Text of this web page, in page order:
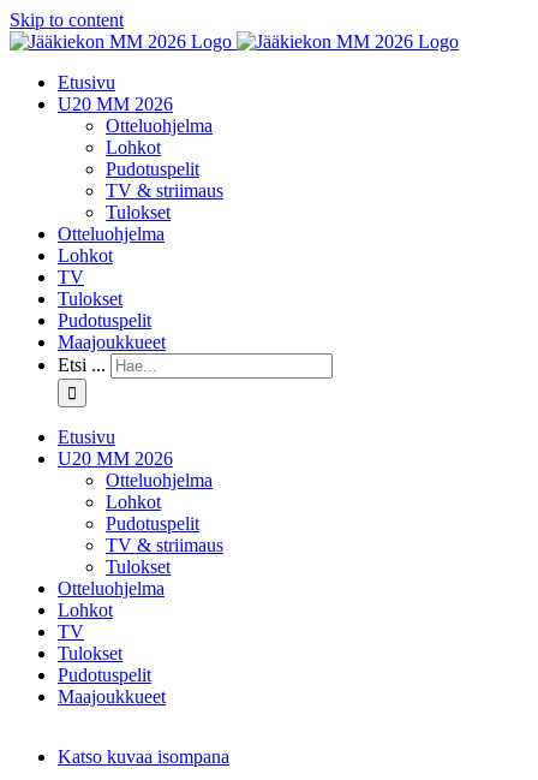
Skip to content
Etusivu
U20 MM 2026
Otteluohjelma
Lohkot
Pudotuspelit
TV & striimaus
Tulokset
Otteluohjelma
Lohkot
TV
Tulokset
Pudotuspelit
Maajoukkueet
Etsi ...
Etusivu
U20 MM 2026
Otteluohjelma
Lohkot
Pudotuspelit
TV & striimaus
Tulokset
Otteluohjelma
Lohkot
TV
Tulokset
Pudotuspelit
Maajoukkueet
Katso kuvaa isompana